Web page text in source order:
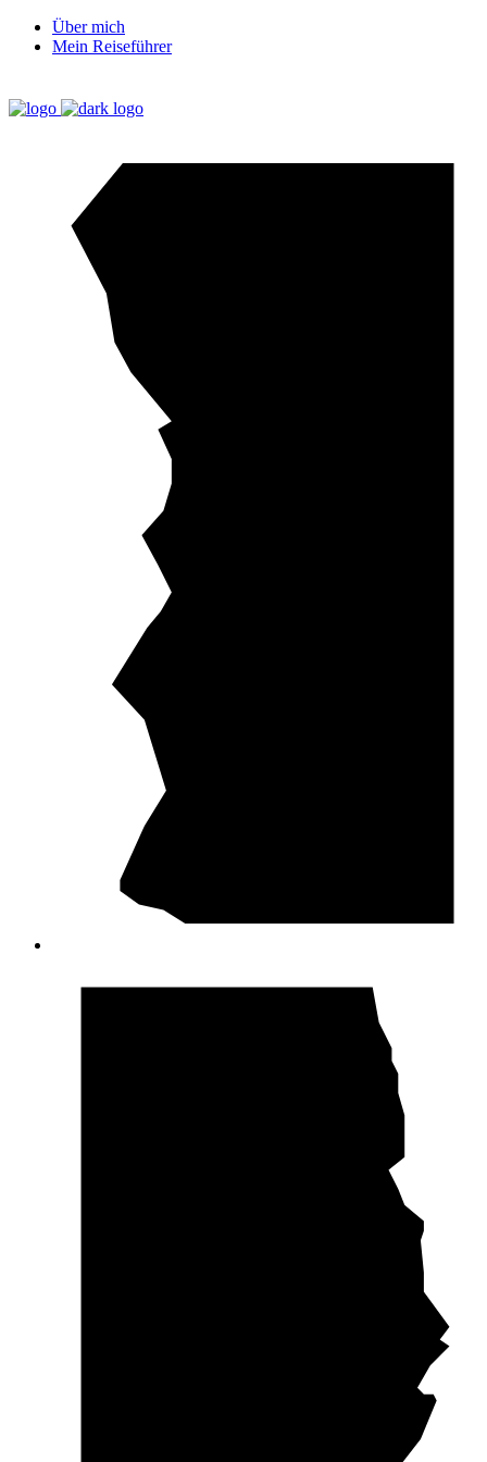
Über mich
Mein Reiseführer